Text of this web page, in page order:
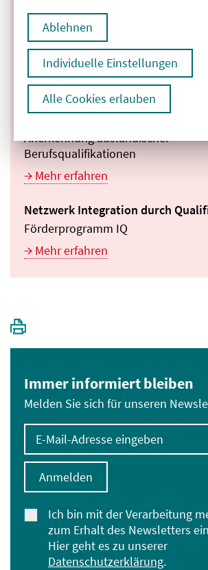
Ablehnen
Individuelle Einstellungen
Alle Cookies erlauben
Ausländische Berufsabschlüsse
einordnen
Bundesministerium für Wirtschaft
Mehr erfahren
Anerkennung in Deutschland
Anerkennung ausländischer
Berufsqualifikationen
Mehr erfahren
Netzwerk Integration durch
Förderprogramm IQ
Mehr erfahren
Immer informiert bleiben
Melden Sie sich für unseren
E-Mail-Adresse eingeben
Ich bin mit der Verarbeitung
zum Erhalt des Newsletters
Hier geht es zu unserer
Datenschutzerklärung.
Anmelden